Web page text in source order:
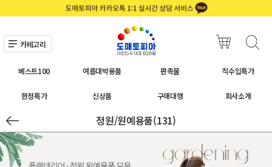
카테고리
베스트100 여름대박용품 판촉물 직수입특가
한정특가 신상품 구매대행 회사소개
정원/원예용품(131)